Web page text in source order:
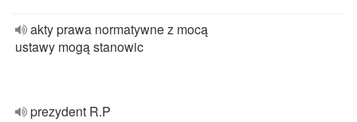
akty prawa normatywne z mocą
ustawy mogą stanowic
prezydent R.P